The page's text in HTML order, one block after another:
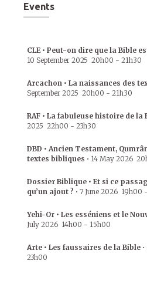
Events
CLE • Peut-on dire que la Bible
10 September 2025 20h00 - 21h30
Arcachon • La naissances des
September 2025 20h00 - 21h30
RAF • La fabuleuse histoire de la
2025 22h00 - 23h30
DBD • Ancien Testament,
textes bibliques • 14 May 2026
Dossier Biblique • Et si ce
qu’un ajout ? • 7 June 2026 19h00 -
Yehi-Or • Les esséniens et le
July 2026 14h00 - 15h00
Arte • Les faussaires de la Bible •
23h00